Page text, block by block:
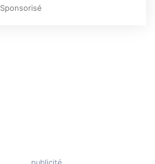
Sponsorisé